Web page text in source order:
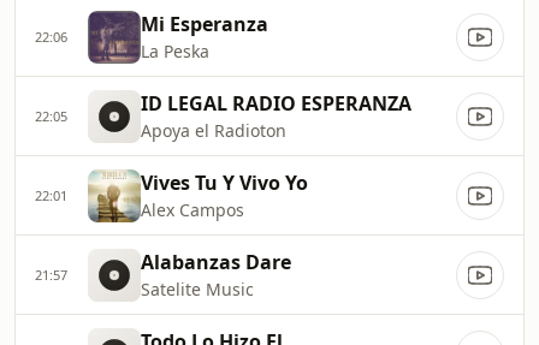
22:06 Mi Esperanza
La Peska
22:05 ID LEGAL RADIO ESPERANZA
Apoya el Radioton
22:01 Vives Tu Y Vivo Yo
Alex Campos
21:57 Alabanzas Dare
Satelite Music